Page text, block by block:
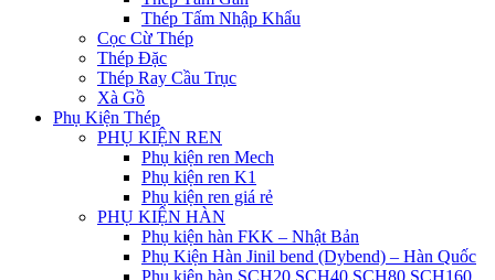
Thép Tấm Nhập Khẩu
Cọc Cừ Thép
Thép Đặc
Thép Ray Cầu Trục
Xà Gồ
Phụ Kiện Thép
PHỤ KIỆN REN
Phụ kiện ren Mech
Phụ kiện ren K1
Phụ kiện ren giá rẻ
PHỤ KIỆN HÀN
Phụ kiện hàn FKK – Nhật Bản
Phụ Kiện Hàn Jinil bend (Dybend) – Hàn Quốc
Phụ kiện hàn SCH20 SCH40 SCH80 SCH160